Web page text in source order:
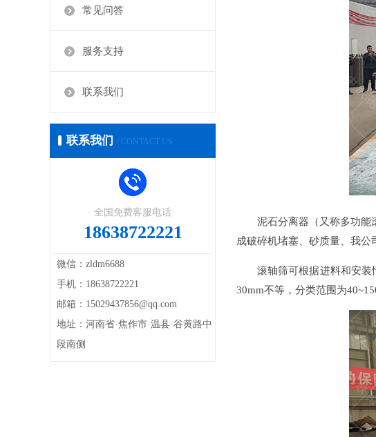
常见问答
服务支持
联系我们
联系我们 / CONTACT US
全国免费客服电话
18638722221
微信：zldm6688
手机：18638722221
邮箱：15029437856@qq.com
地址：河南省·焦作市·温县·谷黄路中
段南侧
泥石分离器（又称多功能
成破碎机堵塞、砂质量、我公
滚轴筛可根据进料和安装
30mm不等，分类范围为